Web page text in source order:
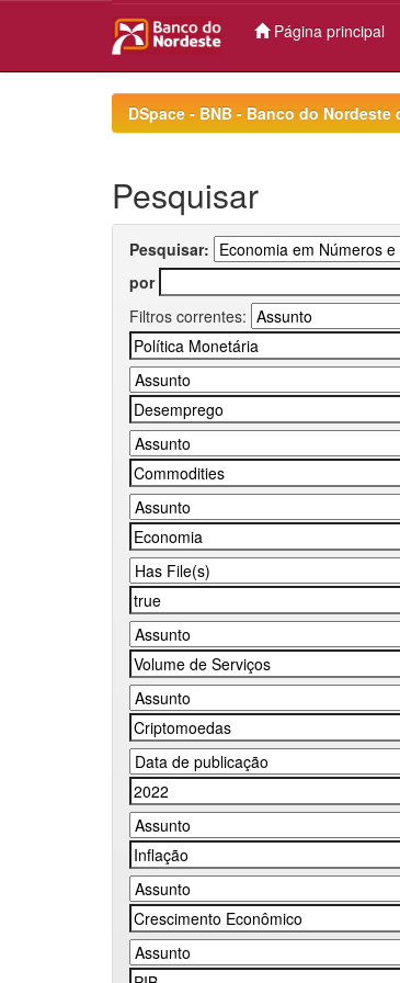
Página principal
DSpace - BNB - Banco do Nordeste
Pesquisar
Pesquisar:
por
Filtros correntes: